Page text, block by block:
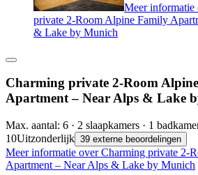
Meer informatie
private 2-Room Alpine Family
& Lake by Munich
Charming private 2-Room
Apartment – Near Alps & Lake
Max. aantal: 6 · 2 slaapkamers · 1
10Uitzonderlijk 39 externe beoordelingen
Meer informatie over Charming private 2-
Apartment – Near Alps & Lake by Munich